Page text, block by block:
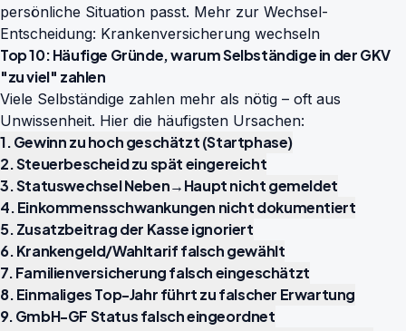
persönliche Situation passt. Mehr zur Wechsel-
Entscheidung: Krankenversicherung wechseln
Top 10: Häufige Gründe, warum Selbständige in der GKV
"zu viel" zahlen
Viele Selbständige zahlen mehr als nötig – oft aus
Unwissenheit. Hier die häufigsten Ursachen:
1. Gewinn zu hoch geschätzt (Startphase)
2. Steuerbescheid zu spät eingereicht
3. Statuswechsel Neben→Haupt nicht gemeldet
4. Einkommensschwankungen nicht dokumentiert
5. Zusatzbeitrag der Kasse ignoriert
6. Krankengeld/Wahltarif falsch gewählt
7. Familienversicherung falsch eingeschätzt
8. Einmaliges Top-Jahr führt zu falscher Erwartung
9. GmbH-GF Status falsch eingeordnet